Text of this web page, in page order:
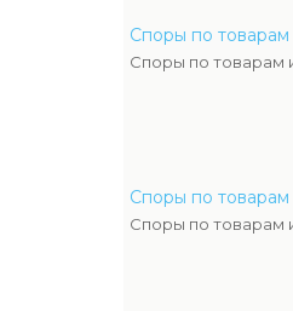
Споры по товарам
Споры по товарам
Споры по товарам
Споры по товарам